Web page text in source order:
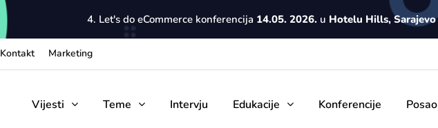
4. Let's do eCommerce konferencija 14.05. 2026.u Hotelu Hills, Sarajevo
Kontakt Marketing
Vijesti Teme Intervju Edukacije Konferencije Posao